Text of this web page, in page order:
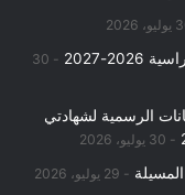
2026
2027
30
الرسمية لشهادتي
30 يوليو، 2026
29 يوليو، 2026